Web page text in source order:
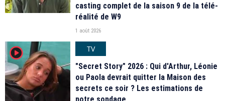
casting complet de la saison 9 de la télé-
réalité de W9
1 août 2026
player2
TV
"Secret Story" 2026 : Qui d'Arthur, Léonie
ou Paola devrait quitter la Maison des
secrets ce soir ? Les estimations de